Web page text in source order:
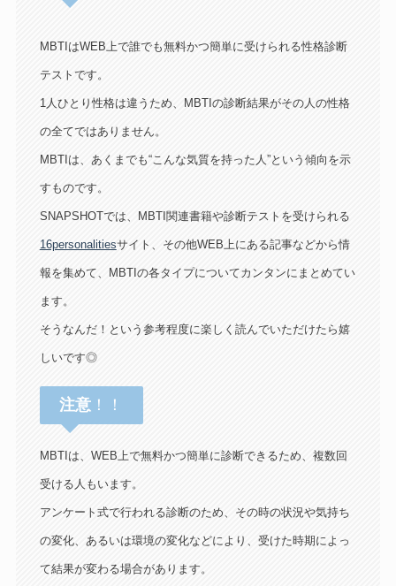
MBTIはWEB上で誰でも無料かつ簡単に受けられる性格診断
テストです。
1人ひとり性格は違うため、MBTIの診断結果がその人の性格
の全てではありません。
MBTIは、あくまでも“こんな気質を持った人”という傾向を示
すものです。
SNAPSHOTでは、MBTI関連書籍や診断テストを受けられる
16personalitiesサイト、その他WEB上にある記事などから情
報を集めて、MBTIの各タイプについてカンタンにまとめてい
ます。
そうなんだ！という参考程度に楽しく読んでいただけたら嬉
しいです◎
注意 ！！
MBTIは、WEB上で無料かつ簡単に診断できるため、複数回
受ける人もいます。
アンケート式で行われる診断のため、その時の状況や気持ち
の変化、あるいは環境の変化などにより、受けた時期によっ
て結果が変わる場合があります。